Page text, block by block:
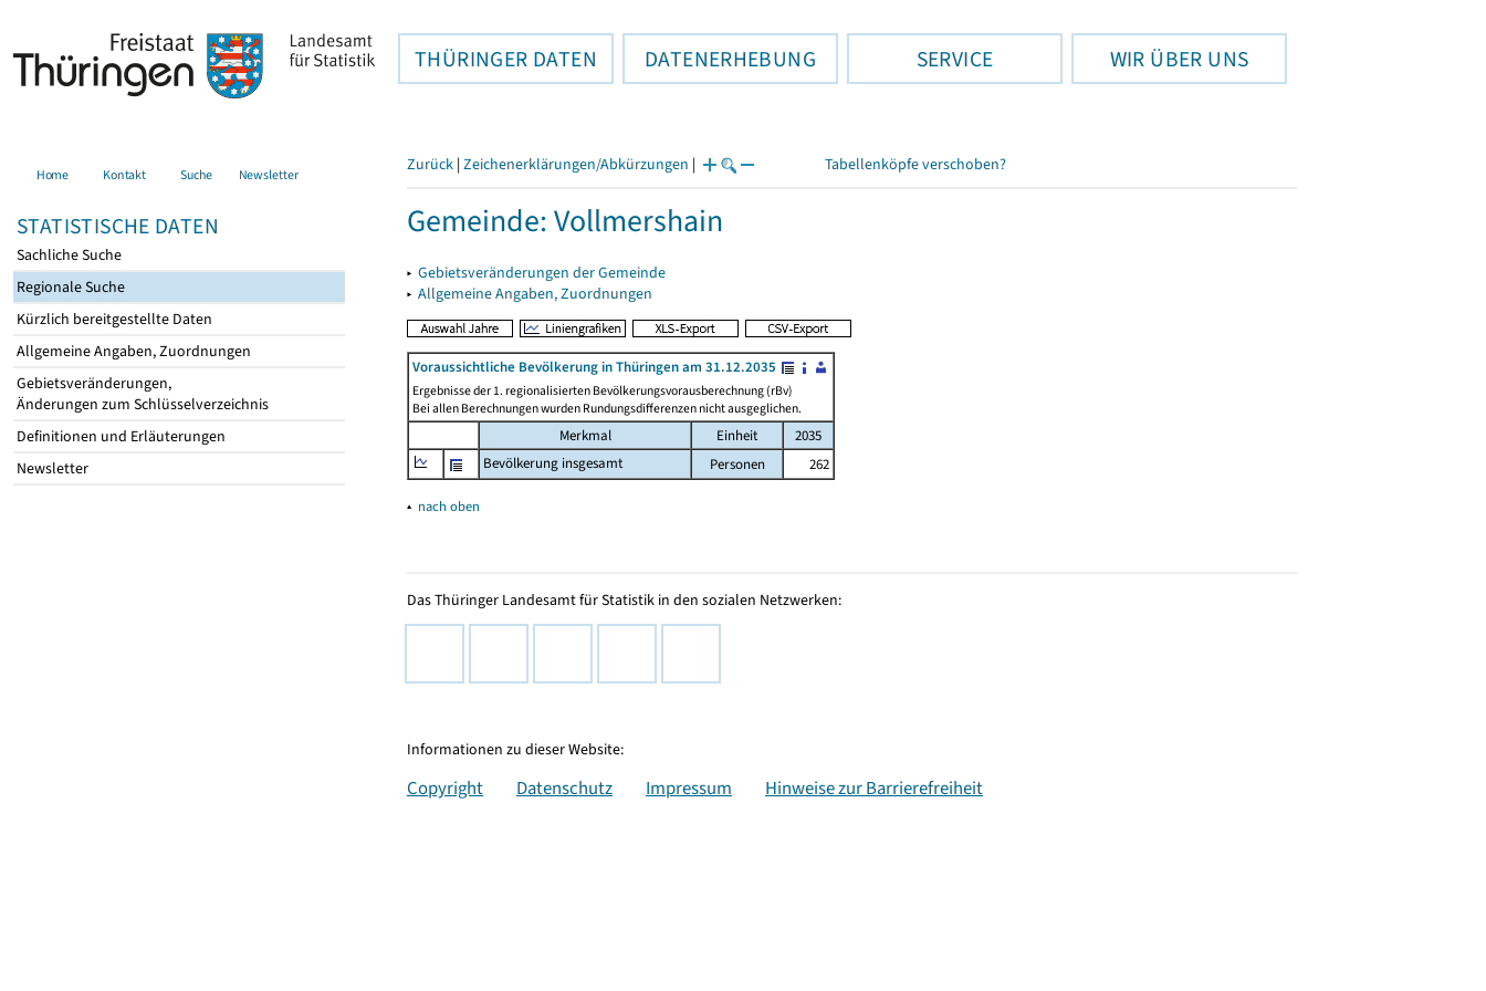
THÜRINGER DATEN DATENERHEBUNG SERVICE WIR ÜBER UNS
Home Kontakt Suche Newsletter
STATISTISCHE DATEN
Sachliche Suche
Regionale Suche
Kürzlich bereitgestellte Daten
Allgemeine Angaben, Zuordnungen
Gebietsveränderungen,
Änderungen zum Schlüsselverzeichnis
Definitionen und Erläuterungen
Newsletter
Zurück | Zeichenerklärungen/Abkürzungen | Tabellenköpfe verschoben?
Gemeinde: Vollmershain
▸ Gebietsveränderungen der Gemeinde
▸ Allgemeine Angaben, Zuordnungen
Voraussichtliche Bevölkerung in Thüringen am 31.12.2035
Ergebnisse der 1. regionalisierten Bevölkerungsvorausberechnung (rBv)
Bei allen Berechnungen wurden Rundungsdifferenzen nicht ausgeglichen.
Merkmal Einheit
2035
Bevölkerung insgesamt
Personen 262
▴ nach oben
Das Thüringer Landesamt für Statistik in den sozialen Netzwerken:
Informationen zu dieser Website:
Copyright Datenschutz Impressum Hinweise zur Barrierefreiheit